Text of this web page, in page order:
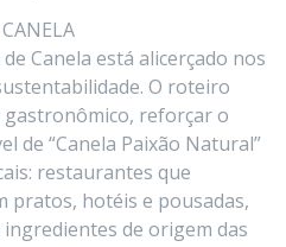
Canela está alicerçado nos
O roteiro
reforçar o
de “Canela Paixão Natural”
restaurantes que
pratos, hotéis e pousadas,
de origem das